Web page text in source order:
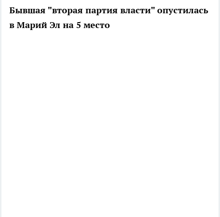
Бывшая "вторая партия власти" опустилась
в Марий Эл на 5 место